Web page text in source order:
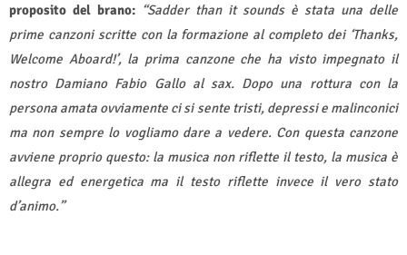
proposito del brano: “Sadder than it sounds è stata una delle
prime canzoni scritte con la formazione al completo dei ‘Thanks,
Welcome Aboard!’, la prima canzone che ha visto impegnato il
nostro Damiano Fabio Gallo al sax. Dopo una rottura con la
persona amata ovviamente ci si sente tristi, depressi e malinconici
ma non sempre lo vogliamo dare a vedere. Con questa canzone
avviene proprio questo: la musica non riflette il testo, la musica è
allegra ed energetica ma il testo riflette invece il vero stato
d’animo.”